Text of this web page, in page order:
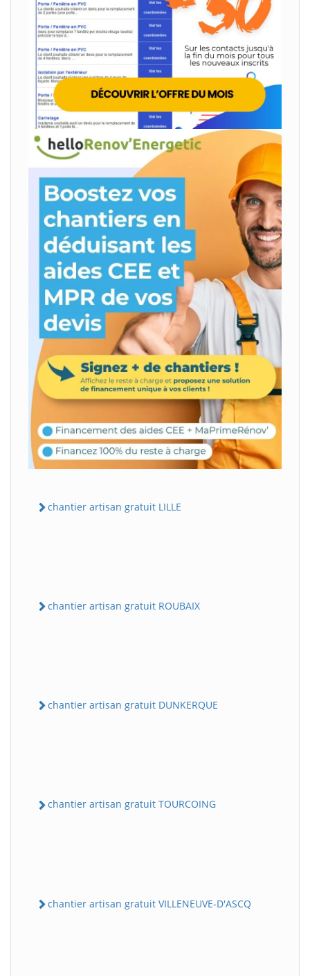
chantier artisan gratuit LILLE
chantier artisan gratuit ROUBAIX
chantier artisan gratuit DUNKERQUE
chantier artisan gratuit TOURCOING
chantier artisan gratuit VILLENEUVE-D'ASCQ